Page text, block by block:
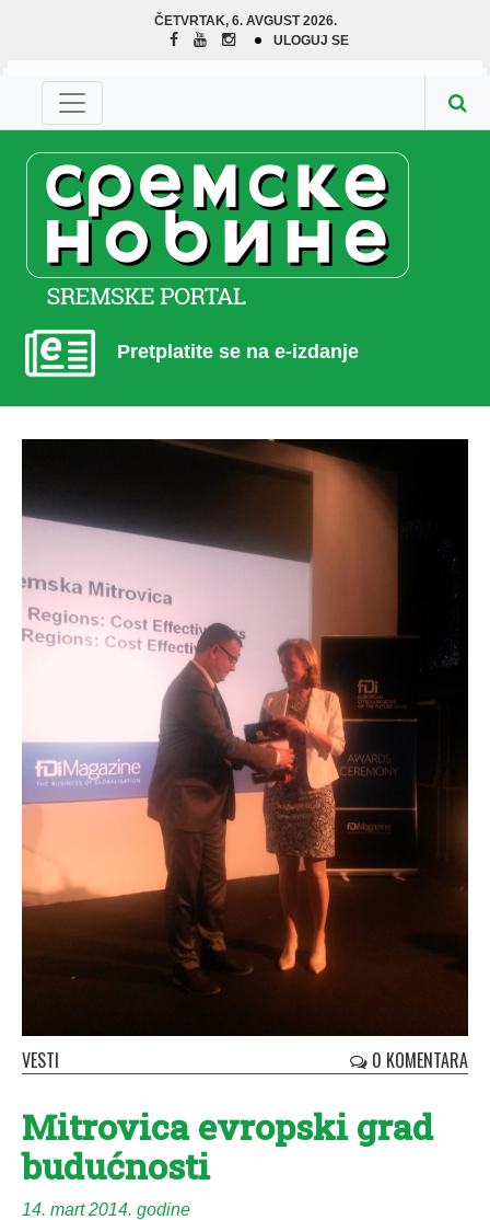
ČETVRTAK, 6. AVGUST 2026.
ULOGUJ SE
Pretplatite se na e-izdanje
VESTI 0 KOMENTARA
Mitrovica evropski grad
budućnosti
14. mart 2014. godine